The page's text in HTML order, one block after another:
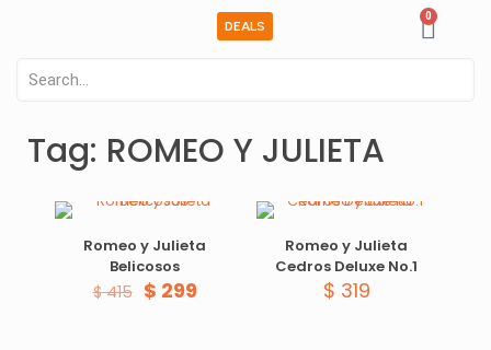
DEALS
0
Tag: ROMEO Y JULIETA
Romeo y Julieta
Belicosos
$415 $ 299
Romeo y Julieta
Cedros Deluxe No.1
$ 319